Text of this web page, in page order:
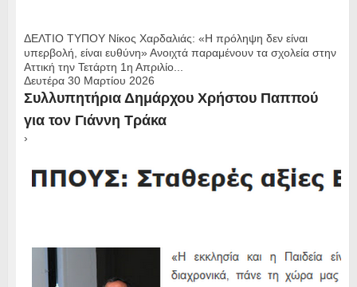
ΔΕΛΤΙΟ ΤΥΠΟΥ Νίκος Χαρδαλιάς: «Η πρόληψη δεν είναι
υπερβολή, είναι ευθύνη» Ανοιχτά παραμένουν τα σχολεία στην
Αττική την Τετάρτη 1η Απριλίο...
Δευτέρα 30 Μαρτίου 2026
Συλλυπητήρια Δημάρχου Χρήστου Παππού
για τον Γιάννη Τράκα
›